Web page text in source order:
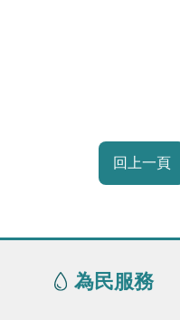
回上一頁
為民服務